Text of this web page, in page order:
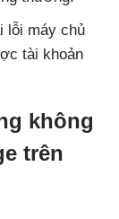
lỗi máy chủ
tài khoản
không
trên